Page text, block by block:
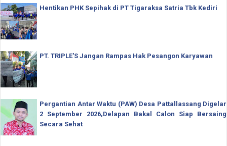
Hentikan PHK Sepihak di PT Tigaraksa Satria Tbk Kediri
PT. TRIPLE'S Jangan Rampas Hak Pesangon Karyawan
Pergantian Antar Waktu (PAW) Desa Pattallassang Digelar
2 September 2026,Delapan Bakal Calon Siap Bersaing
Secara Sehat